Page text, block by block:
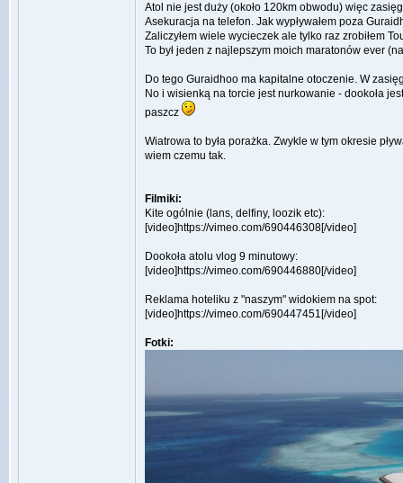
Atol nie jest duży (około 120km obwodu) więc
Asekuracja na telefon. Jak wypływałem poza
Zaliczyłem wiele wycieczek ale tylko raz zrobiłem
To był jeden z najlepszym moich maratonów ever
Do tego Guraidhoo ma kapitalne otoczenie. W
No i wisienką na torcie jest nurkowanie - dookoła
paszcz
Wiatrowa to była porażka. Zwykle w tym okresie
wiem czemu tak.
Filmiki:
Kite ogólnie (lans, delfiny, loozik etc):
[video]https://vimeo.com/690446308[/video]
Dookoła atolu vlog 9 minutowy:
[video]https://vimeo.com/690446880[/video]
Reklama hoteliku z "naszym" widokiem na spot:
[video]https://vimeo.com/690447451[/video]
Fotki: